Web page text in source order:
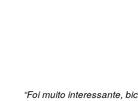
“Foi muito interessante,